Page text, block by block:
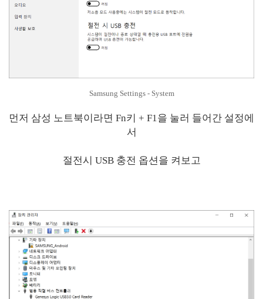
Samsung Settings - System
먼저 삼성 노트북이라면 Fn키 + F1을 눌러 들어간 설정에
서
절전시 USB 충전 옵션을 켜보고